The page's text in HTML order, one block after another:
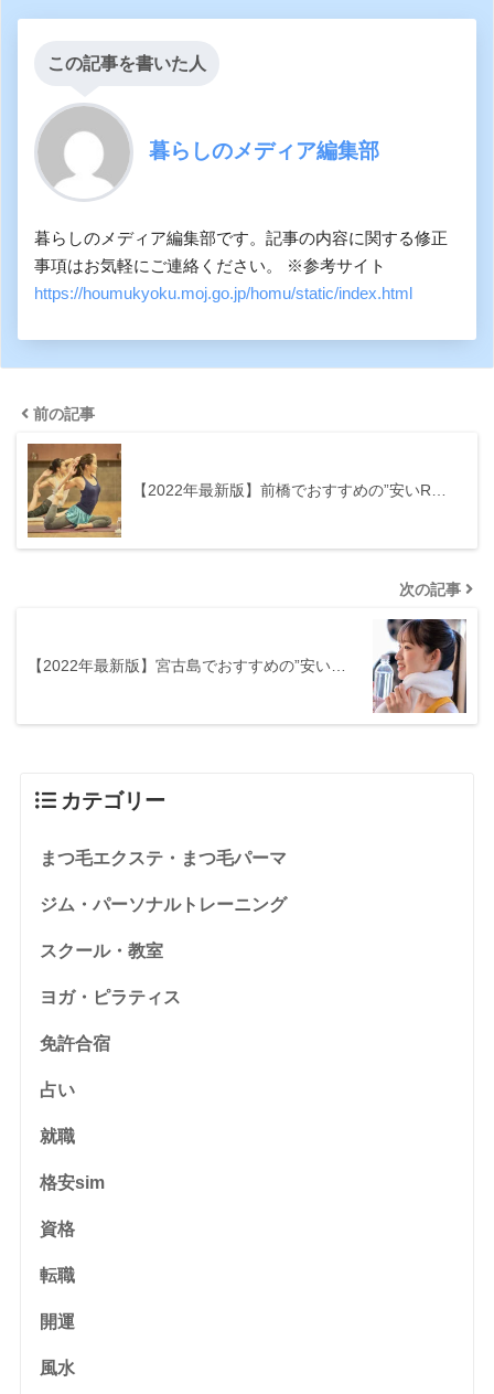
この記事を書いた人
暮らしのメディア編集部
暮らしのメディア編集部です。記事の内容に関する修正
事項はお気軽にご連絡ください。 ※参考サイト
https://houmukyoku.moj.go.jp/homu/static/index.html
前の記事
【2022年最新版】前橋でおすすめの”安いR…
次の記事
【2022年最新版】宮古島でおすすめの”安い…
カテゴリー
まつ毛エクステ・まつ毛パーマ
ジム・パーソナルトレーニング
スクール・教室
ヨガ・ピラティス
免許合宿
占い
就職
格安sim
資格
転職
開運
風水